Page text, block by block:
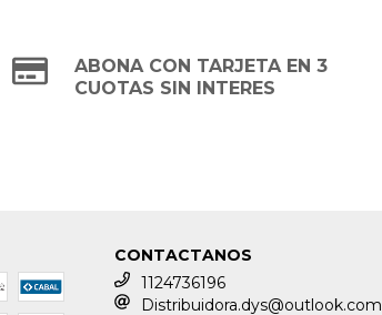
ABONA CON TARJETA EN 3
CUOTAS SIN INTERES
CONTACTANOS
1124736196
Distribuidora.dys@outlook.com